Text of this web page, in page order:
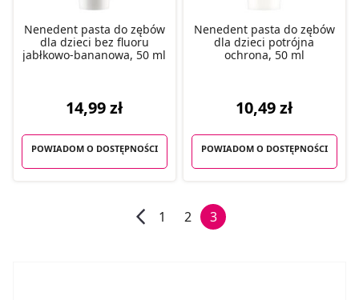
Nenedent pasta do zębów
dla dzieci bez fluoru
jabłkowo-bananowa, 50 ml
14,99 zł
POWIADOM O DOSTĘPNOŚCI
Nenedent pasta do zębów
dla dzieci potrójna
ochrona, 50 ml
10,49 zł
POWIADOM O DOSTĘPNOŚCI
1 2 3